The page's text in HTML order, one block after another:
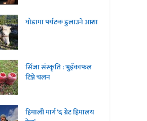
घोडामा पर्यटक डुलाउने आशा
सिंजा संस्कृति : भुइँकाफल
टिप्ने चलन
हिमाली मार्ग ‘द ग्रेट हिमालय